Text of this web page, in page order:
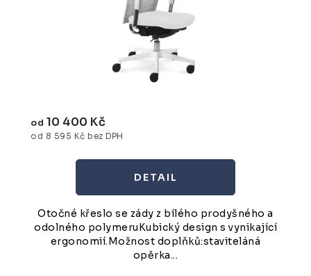
od 8 595 Kč bez DPH
od 10 400 Kč
Otočné křeslo se zády z bílého prodyšného a
odolného polymeruKubický design s vynikající
ergonomií.Možnost doplňků:staviteláná
opěrka...